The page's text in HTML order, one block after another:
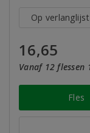
Op verlanglijst
16,65
Vanaf 12 flessen
Fles